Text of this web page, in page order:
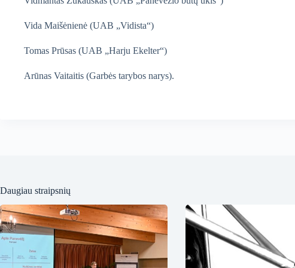
Vida Maišėnienė (UAB „Vidista“)
Tomas Prūsas (UAB „Harju Ekelter“)
Arūnas Vaitaitis (Garbės tarybos narys).
Daugiau straipsnių